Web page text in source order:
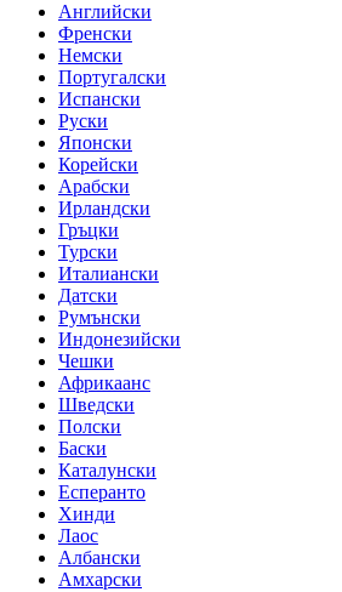
Английски
Френски
Немски
Португалски
Испански
Руски
Японски
Корейски
Арабски
Ирландски
Гръцки
Турски
Италиански
Датски
Румънски
Индонезийски
Чешки
Африкаанс
Шведски
Полски
Баски
Каталунски
Есперанто
Хинди
Лаос
Албански
Амхарски